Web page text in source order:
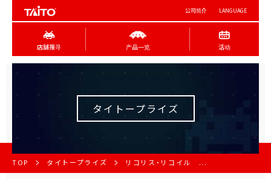
公司简介 LANGUAGE
店舖搜寻 产品一览 活动
タイトープライズ
TOP タイトープライズ リコリス・リコイル ...